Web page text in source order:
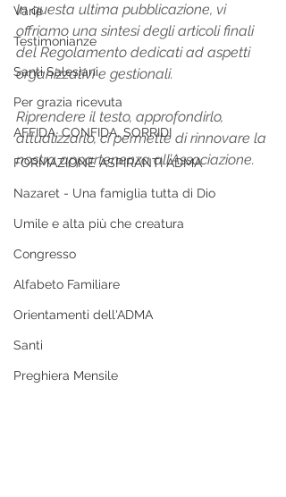
Varie
Testimonianze
Santi Salesiani
Per grazia ricevuta
AFFIDA, CONFIDA, SORRIDI
FORMAZIONE ASPIRANTI ADMA
Nazaret - Una famiglia tutta di Dio
Umile e alta più che creatura
Congresso
Alfabeto Familiare
Orientamenti dell'ADMA
Santi
Preghiera Mensile
In questa ultima pubblicazione, vi
offriamo una sintesi degli articoli finali
del Regolamento dedicati ad aspetti
organizzativi e gestionali.
Riprendere il testo, approfondirlo,
attualizzarlo, ci permette di rinnovare la
nostra appartenenza all’Associazione.